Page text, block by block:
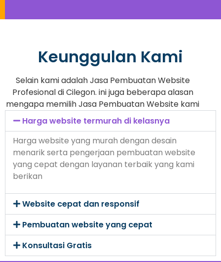
Keunggulan Kami
Selain kami adalah Jasa Pembuatan Website
Profesional di Cilegon. ini juga beberapa alasan
mengapa memilih Jasa Pembuatan Website kami
Harga website termurah di kelasnya
Harga website yang murah dengan desain
menarik serta pengerjaan pembuatan website
yang cepat dengan layanan terbaik yang kami
berikan
Website cepat dan responsif
Pembuatan website yang cepat
Konsultasi Gratis